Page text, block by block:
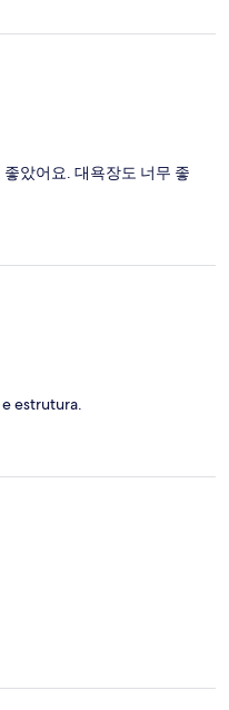
았어요. 대욕장도 너무 좋
estrutura.